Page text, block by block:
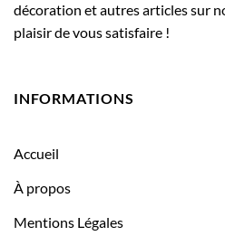
décoration et autres articles sur
plaisir de vous satisfaire !
INFORMATIONS
Accueil
À propos
Mentions Légales